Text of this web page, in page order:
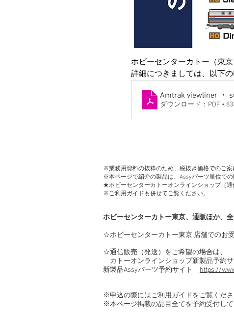
ホビーセンターカトー（東
詳細につきましては、以下の
Amtrak viewliner ・
ダウンロード：PDF •
※業務用資料の抜粋のため、税抜き価格でのご案
※本ページで紹介の製品は、Assyパーツ単位で
★ホビーセンターカトーオンラインショップ（通
※ご利用ガイド も併せてご覧ください。
ホビーセンターカトー東京、通販ほか、
☆ホビーセンターカトー東京 店舗でのお
☆通信販売（発送）をご希望の場合は、
カトーオンラインショップ新製品予約
新製品Assyパーツ予約サイト https://
※申込の際にはご利用ガイドをご覧くだ
※本ページ掲載の品目全てを予約受付し